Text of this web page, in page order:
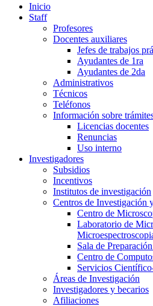
Inicio
Staff
Profesores
Docentes auxiliares
Jefes de trabajos
Ayudantes de 1ra
Ayudantes de 2da
Administrativos
Técnicos
Teléfonos
Información sobre
Licencias docentes
Renuncias
Uso interno
Investigadores
Subsidios
Incentivos
Institutos de investigación
Centros de Investigación
Centro de
Laboratorio de
Sala de
Centro de
Servicios
Áreas de Investigación
Investigadores y becarios
Afiliaciones